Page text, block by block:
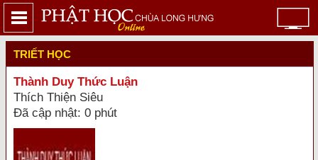
TRIẾT HỌC
Thành Duy Thức Luận
Thích Thiện Siêu
Đã cập nhật: 0 phút